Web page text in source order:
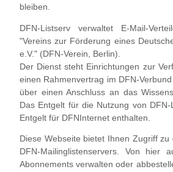
bleiben.
DFN-Listserv verwaltet E-Mail-
"Vereins zur Förderung eines
e.V." (DFN-Verein, Berlin).
Der Dienst steht Einrichtungen zur
einen Rahmenvertrag im DFN-
über einen Anschluss an das
Das Entgelt für die Nutzung von
Entgelt für DFNInternet enthalten.
Diese Webseite bietet Ihnen Zugriff
DFN-Mailinglistenservers. Von hier
Abonnements verwalten oder